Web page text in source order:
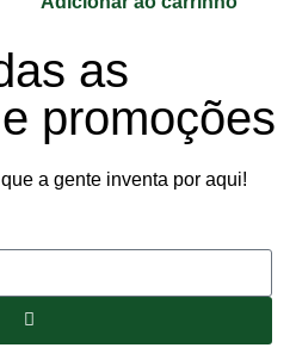
as
promoções
a gente inventa por aqui!